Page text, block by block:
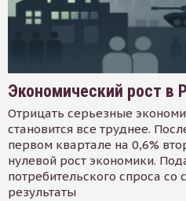
Экономический рост в
Отрицать серьезные
становится все труднее.
первом квартале на 0,6%
нулевой рост экономики.
потребительского спроса
результаты